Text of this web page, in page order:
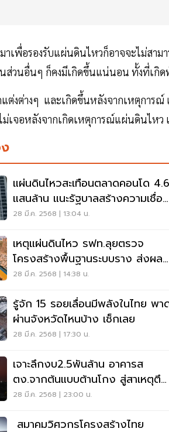
เพื่อรองรับแผ่นดินไหวก็อาจจะไม่สาม
ในส่วนอื่นๆ ก็คงมีเกิดขึ้นแน่นอน ทั้งที่เ
ต่งต่างๆ และเกิดขึ้นหลังจากเหตุการณ์
ม่เจอหลังจากเกิดเหตุการณ์แผ่นดินไห
แผ่นดินไหวสะเทือนตลาดคอนโด 4.6
แสนล้าน แนะรัฐบาลสร้างความเชื่อ
มั่น
28 มี.ค. 2568 | 13:04 น.
เหตุแผ่นดินไหว รฟท.ลุยตรวจ
โครงสร้างพื้นฐานระบบราง ส่งผล
การเดินขบวนรถล่าช้า
28 มี.ค. 2568 | 14:38 น.
รู้จัก 15 รอยเลื่อนมีพลังในไทย พา
ผ่านจังหวัดไหนบ้าง เช็กเลย
28 มี.ค. 2568 | 17:30 น.
เจาะลึกงบ2.5พันล้าน อาคารส
ตง.จากต้นแบบต้านโกง สู่สาเหตุตึก
ถล่ม
28 มี.ค. 2568 | 23:00 น.
สมาคมวิศวกรโครงสร้างไทย